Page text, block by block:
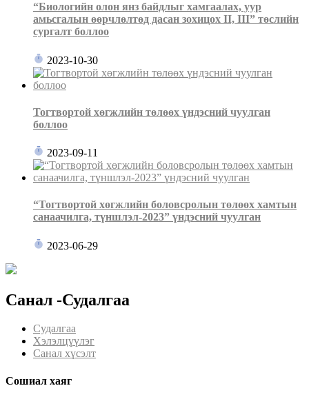
“Биологийн олон янз байдлыг хамгаалах, уур
амьсгалын өөрчлөлтөд дасан зохицох II, III” төслийн
сургалт боллоо
2023-10-30
Тогтвортой хөгжлийн төлөөх үндэсний чуулган
боллоо
2023-09-11
“Тогтвортой хөгжлийн боловсролын төлөөх хамтын
санаачилга, түншлэл-2023” үндэсний чуулган
2023-06-29
Санал -Судалгаа
Судалгаа
Хэлэлцүүлэг
Санал хүсэлт
Сошиал хаяг